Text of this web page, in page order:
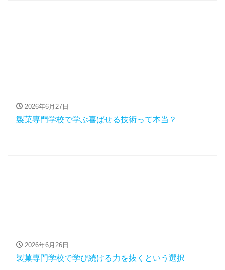
2026年6月27日
製菓専門学校で学ぶ喜ばせる技術って本当？
2026年6月26日
製菓専門学校で学び続ける力を抜くという選択